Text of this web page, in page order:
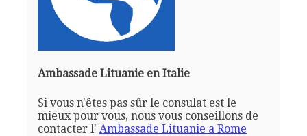
Ambassade Lituanie en Italie
Si vous n'êtes pas sûr le consulat est le
mieux pour vous, nous vous conseillons de
contacter l' Ambassade Lituanie a Rome